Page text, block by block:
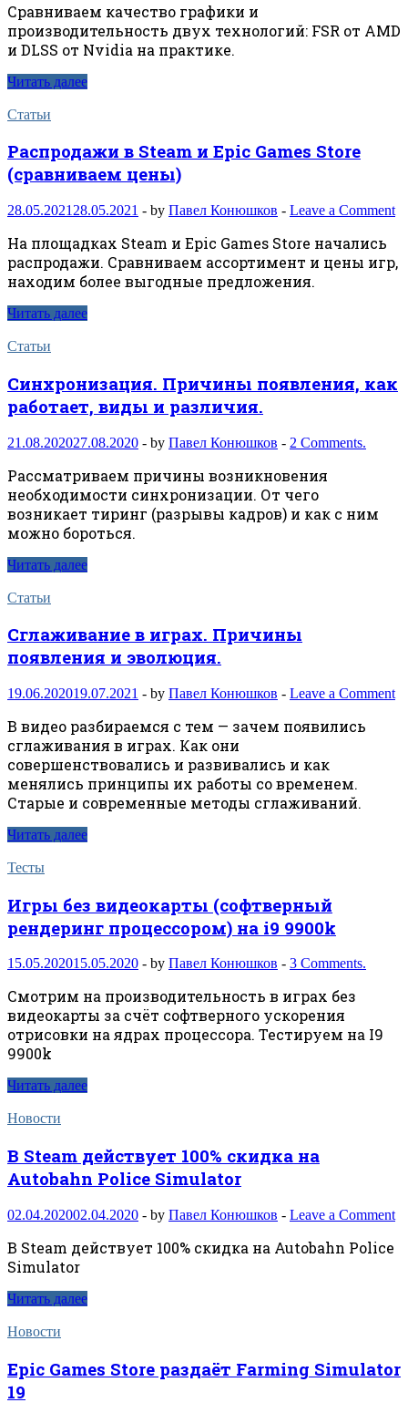
Сравниваем качество графики и
производительность двух технологий: FSR от AMD
и DLSS от Nvidia на практике.
Читать далее
Статьи
Распродажи в Steam и Epic Games Store
(сравниваем цены)
28.05.2021 28.05.2021 - by Павел Конюшков - Leave a Comment
На площадках Steam и Epic Games Store начались
распродажи. Сравниваем ассортимент и цены игр,
находим более выгодные предложения.
Читать далее
Статьи
Синхронизация. Причины появления, как
работает, виды и различия.
21.08.202027.08.2020 - by Павел Конюшков - 2 Comments.
Рассматриваем причины возникновения
необходимости синхронизации. От чего
возникает тиринг (разрывы кадров) и как с ним
можно бороться.
Читать далее
Статьи
Сглаживание в играх. Причины
появления и эволюция.
19.06.202019.07.2021 - by Павел Конюшков - Leave a Comment
В видео разбираемся с тем — зачем появились
сглаживания в играх. Как они
совершенствовались и развивались и как
менялись принципы их работы со временем.
Старые и современные методы сглаживаний.
Читать далее
Тесты
Игры без видеокарты (софтверный
рендеринг процессором) на i9 9900k
15.05.202015.05.2020 - by Павел Конюшков - 3 Comments.
Смотрим на производительность в играх без
видеокарты за счёт софтверного ускорения
отрисовки на ядрах процессора. Тестируем на I9
9900k
Читать далее
Новости
В Steam действует 100% скидка на
Autobahn Police Simulator
02.04.202002.04.2020 - by Павел Конюшков - Leave a Comment
В Steam действует 100% скидка на Autobahn Police
Simulator
Читать далее
Новости
Epic Games Store раздаёт Farming Simulator
19